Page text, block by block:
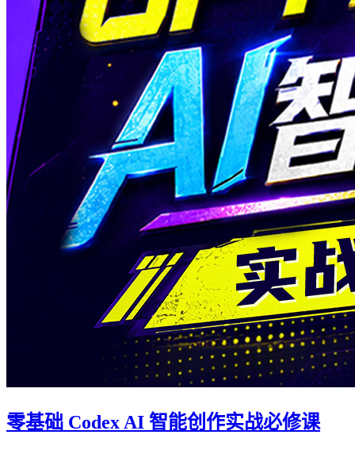
零基础 Codex AI 智能创作实战必修课